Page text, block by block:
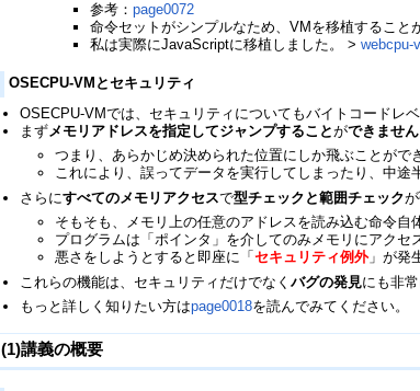
参考：page0072
命令セットがシンプルなため、VMを移植すること
私は実際にJavaScriptに移植しました。 >webcpu-
OSECPU-VMとセキュリティ
OSECPU-VMでは、セキュリティについてもバイトコードレ
まず メモリアドレスを指定してジャンプすることができません
つまり、あらかじめ決められた位置にしか飛ぶことがで
これにより、誤ってデータを実行してしまったり、中途
さらにすべてのメモリアクセスで型チェックと範囲チェックが
そもそも、メモリ上の任意のアドレスを読み込む命令自
プログラムは「ポインタ」を介してのみメモリにアク
悪さをしようとすると即座に「セキュリティ例外」が発
これらの機能は、セキュリティだけでなくバグの発見にも非常
もっと詳しく知りたい方はpage0018を読んでみてください。
(1)講義の概要